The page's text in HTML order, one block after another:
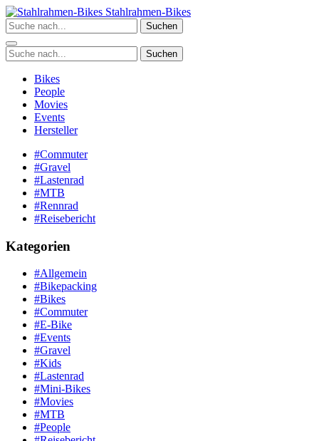
Zum
Inhalt
springen
Stahlrahmen-Bikes
Suchen
Suchen
Bikes
People
Movies
Events
Hersteller
#Commuter
#Gravel
#Lastenrad
#MTB
#Rennrad
#Reisebericht
Kategorien
#Allgemein
#Bikepacking
#Bikes
#Commuter
#E-Bike
#Events
#Gravel
#Kids
#Lastenrad
#Mini-Bikes
#Movies
#MTB
#People